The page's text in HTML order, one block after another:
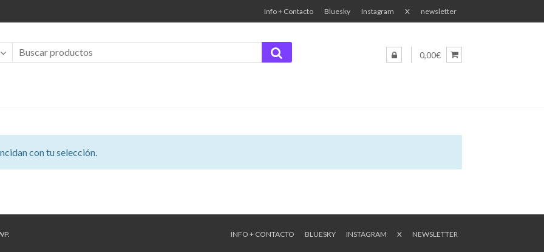
Info + Contacto Bluesky Instagram X newsletter
0,00€
con tu selección.
. INFO + CONTACTO BLUESKY INSTAGRAM X NEWSLETTER